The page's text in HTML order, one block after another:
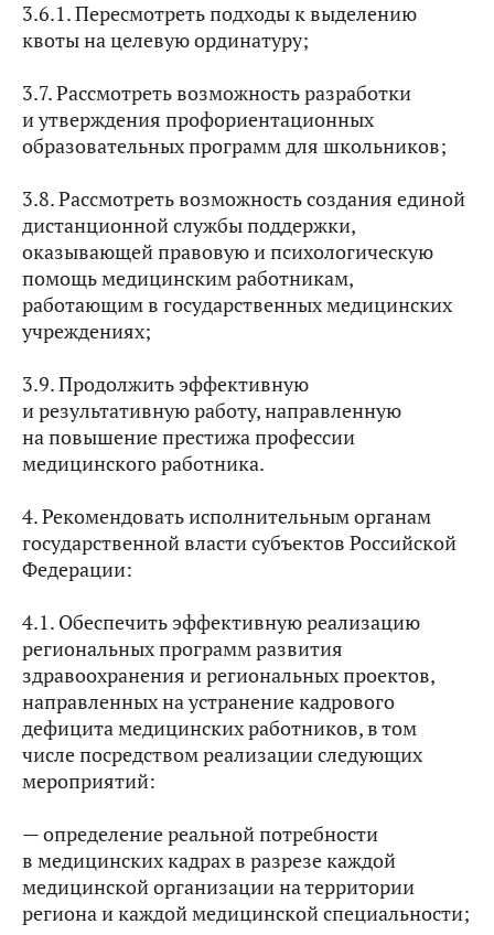
3.6.1. Пересмотреть подходы к выделению
квоты на целевую ординатуру;
3.7. Рассмотреть возможность разработки
и утверждения профориентационных
образовательных программ для школьников;
3.8. Рассмотреть возможность создания единой
дистанционной службы поддержки,
оказывающей правовую и психологическую
помощь медицинским работникам,
работающим в государственных медицинских
учреждениях;
3.9. Продолжить эффективную
и результативную работу, направленную
на повышение престижа профессии
медицинского работника.
4. Рекомендовать исполнительным органам
государственной власти субъектов Российской
Федерации:
4.1. Обеспечить эффективную реализацию
региональных программ развития
здравоохранения и региональных проектов,
направленных на устранение кадрового
дефицита медицинских работников, в том
числе посредством реализации следующих
мероприятий:
— определение реальной потребности
в медицинских кадрах в разрезе каждой
медицинской организации на территории
региона и каждой медицинской специальности;